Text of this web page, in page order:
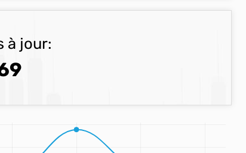
à jour: